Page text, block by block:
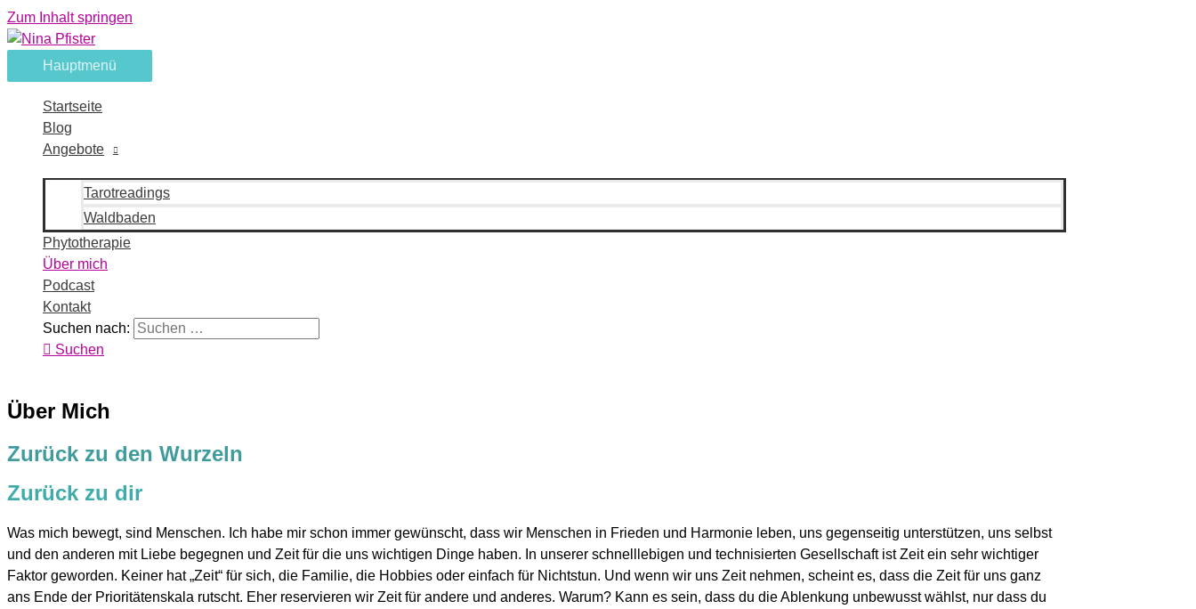
Zum Inhalt springen
Hauptmenü
Startseite
Blog
Angebote
Tarotreadings
Waldbaden
Phytotherapie
Über mich
Podcast
Kontakt
Suchen nach:
Suchen
Über Mich
Zurück zu den Wurzeln
Zurück zu dir
Was mich bewegt, sind Menschen. Ich habe mir schon immer gewünscht, dass wir Menschen in Frieden und Harmonie leben, uns gegenseitig unterstützen, uns selbst
und den anderen mit Liebe begegnen und Zeit für die uns wichtigen Dinge haben. In unserer schnelllebigen und technisierten Gesellschaft ist Zeit ein sehr wichtiger
Faktor geworden. Keiner hat „Zeit“ für sich, die Familie, die Hobbies oder einfach für Nichtstun. Und wenn wir uns Zeit nehmen, scheint es, dass die Zeit für uns ganz
ans Ende der Prioritätenskala rutscht. Eher reservieren wir Zeit für andere und anderes. Warum? Kann es sein, dass du die Ablenkung unbewusst wählst, nur dass du